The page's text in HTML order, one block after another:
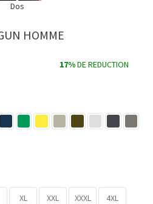
Dos
HOMME
17%DE REDUCTION
XL XXL XXXL 4XL